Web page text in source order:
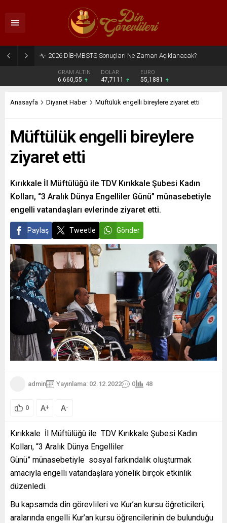
2026 DİB-MBSTS Sonuçları Ne Zaman Açıklanacak?
GRAM ALTIN
6.660,55
DOLAR
47,7111
EURO
55,1881
Anasayfa Diyanet Haber Müftülük engelli bireylere ziyaret etti
Müftülük engelli bireylere
ziyaret etti
Kırıkkale İl Müftülüğü ile TDV Kırıkkale Şubesi Kadın
Kolları, “3 Aralık Dünya Engelliler Günü” münasebetiyle
engelli vatandaşları evlerinde ziyaret etti.
Paylaş Tweetle Gönder
admin Yayınlama: 02.12.2022 0 48
0 A+ A-
Kırıkkale İl Müftülüğü ile TDV Kırıkkale Şubesi Kadın
Kolları, “3 Aralık Dünya Engelliler
Günü” münasebetiyle sosyal farkındalık oluşturmak
amacıyla engelli vatandaşlara yönelik birçok etkinlik
düzenledi.
Bu kapsamda din görevlileri ve Kur’an kursu öğreticileri,
aralarında engelli Kur’an kursu öğrencilerinin de bulunduğu